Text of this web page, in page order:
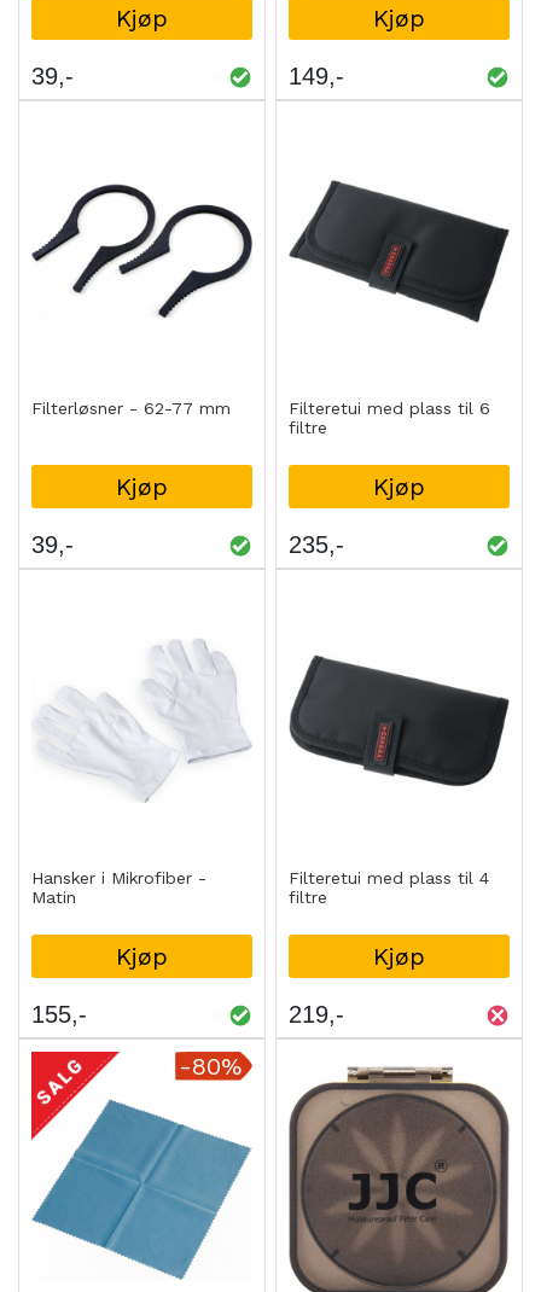
Kjøp
39
Kjøp
149
Filterløsner - 62-77 mm
Kjøp
39
Filteretui med plass til 6
filtre
Kjøp
235
Hansker i Mikrofiber -
Matin
Kjøp
155
Filteretui med plass til 4
filtre
Kjøp
219
-80%